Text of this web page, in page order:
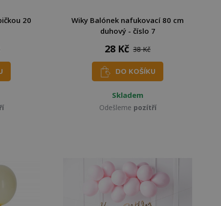
20
Wiky Balónek nafukovací 80 cm
duhový - číslo 7
28 Kč 38 Kč
DO KOŠÍKU
Skladem
Odešleme pozítří